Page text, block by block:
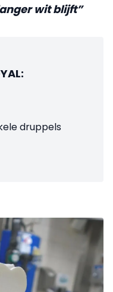
wit blijft”
druppels